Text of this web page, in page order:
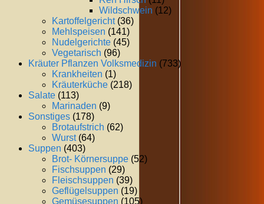
Wildschwein (12)
Kartoffelgericht(36)
Mehlspeisen (141)
Nudelgerichte (45)
Vegetarisch (96)
Kräuter Pflanzen Volksmedizin (733)
Krankheiten (1)
Kräuterküche (218)
Salate (113)
Marinaden (9)
Sonstiges (178)
Brotaufstrich (62)
Wurst(64)
Suppen (403)
Brot- Körnersuppe (52)
Fischsuppen (29)
Fleischsuppen (39)
Geflügelsuppen (19)
Gemüsesuppen (105)